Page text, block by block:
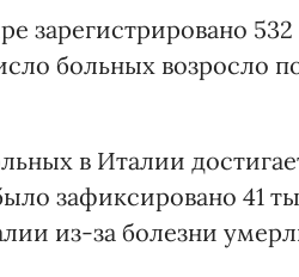
зарегистрировано 532
больных возросло
в Италии
зафиксировано 41
из-за болезни